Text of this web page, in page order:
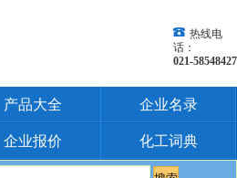
热线电
话：
021-58548427
产品大全 企业名录
企业报价 化工词典